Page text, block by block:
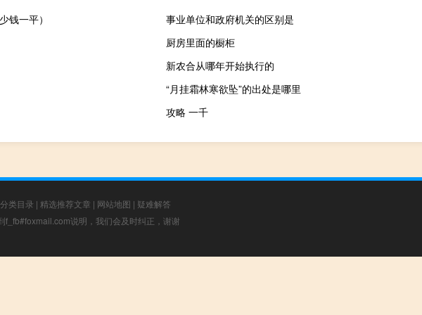
钱一平）
事业单位和政府机关的区别是
厨房里面的橱柜
新农合从哪年开始执行的
“月挂霜林寒欲坠”的出处是哪里
攻略 一千
类目录 | 精选推荐文章 | 网站地图 | 疑难解答
f_fb#foxmail.com说明，我们会及时纠正，谢谢